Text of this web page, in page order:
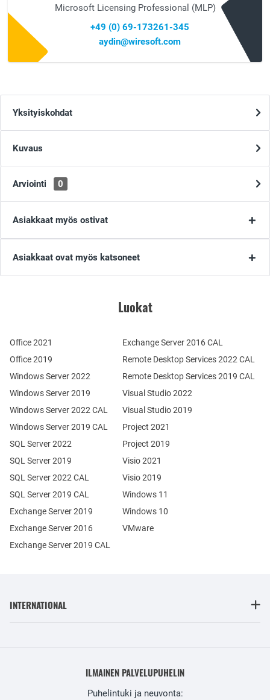
Microsoft Licensing Professional (MLP)
+49 (0) 69-173261-345
aydin@wiresoft.com
Yksityiskohdat
Kuvaus
Arviointi 0
Asiakkaat myös ostivat
Asiakkaat ovat myös katsoneet
Luokat
Office 2021
Office 2019
Windows Server 2022
Windows Server 2019
Exchange Server 2019
Exchange Server 2016
SQL Server 2022
SQL Server 2019
Windows Server 2022 CAL
Windows Server 2019 CAL
SQL Server 2022 CAL
SQL Server 2019 CAL
Remote Desktop Services 2022 CAL
Remote Desktop Services 2019 CAL
Exchange Server 2019 CAL
Exchange Server 2016 CAL
Visual Studio 2022
Visual Studio 2019
Project 2021
Project 2019
Visio 2021
Visio 2019
Windows 11
Windows 10
VMware
INTERNATIONAL
ILMAINEN PALVELUPUHELIN
Puhelintuki ja neuvonta: